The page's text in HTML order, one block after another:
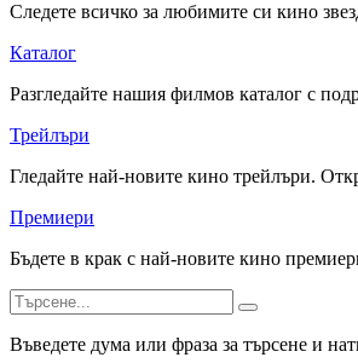
Следете всичко за любимите си кино
Каталог
Разгледайте нашия филмов каталог с
Трейлъри
Гледайте най-новите кино трейлъри.
Премиери
Бъдете в крак с най-новите кино
Въведете дума или фраза за търсене и